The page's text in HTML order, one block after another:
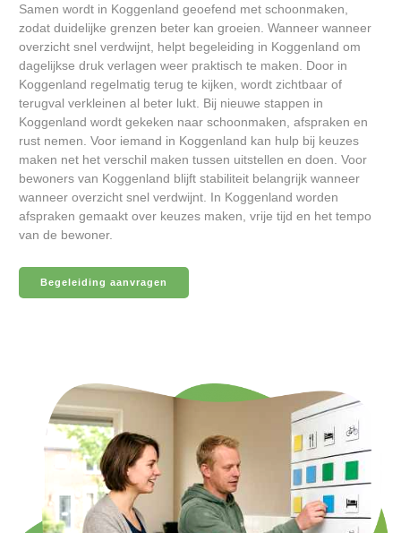
Samen wordt in Koggenland geoefend met schoonmaken,
zodat duidelijke grenzen beter kan groeien. Wanneer wanneer
overzicht snel verdwijnt, helpt begeleiding in Koggenland om
dagelijkse druk verlagen weer praktisch te maken. Door in
Koggenland regelmatig terug te kijken, wordt zichtbaar of
terugval verkleinen al beter lukt. Bij nieuwe stappen in
Koggenland wordt gekeken naar schoonmaken, afspraken en
rust nemen. Voor iemand in Koggenland kan hulp bij keuzes
maken net het verschil maken tussen uitstellen en doen. Voor
bewoners van Koggenland blijft stabiliteit belangrijk wanneer
wanneer overzicht snel verdwijnt. In Koggenland worden
afspraken gemaakt over keuzes maken, vrije tijd en het tempo
van de bewoner.
Begeleiding aanvragen